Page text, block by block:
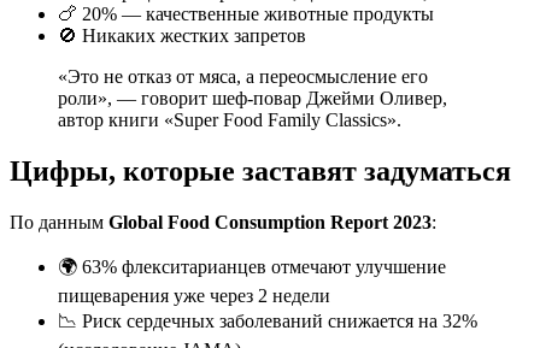
🍗 20% — качественные животные продукты
🚫 Никаких жестких запретов
«Это не отказ от мяса, а переосмысление его
роли», — говорит шеф-повар Джейми Оливер,
автор книги «Super Food Family Classics».
Цифры, которые заставят задуматься
По данным Global Food Consumption Report 2023:
🌍 63% флекситарианцев отмечают улучшение
пищеварения уже через 2 недели
📉 Риск сердечных заболеваний снижается на 32%